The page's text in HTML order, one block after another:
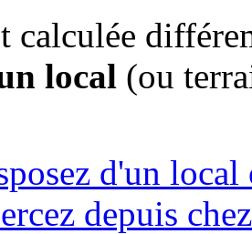
calculée
local (ou
d'un
depuis